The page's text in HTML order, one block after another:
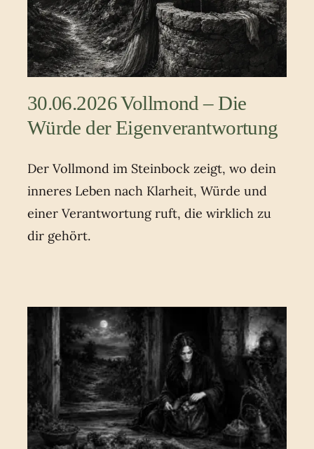
30.06.2026 Vollmond – Die
Würde der Eigenverantwortung
Der Vollmond im Steinbock zeigt, wo dein
inneres Leben nach Klarheit, Würde und
einer Verantwortung ruft, die wirklich zu
dir gehört.